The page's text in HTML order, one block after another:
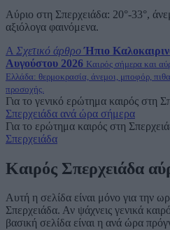
Αύριο στη Σπερχειάδα: 20°-33°,
αξιόλογα φαινόμενα.
A Σχετικό άρθρο Ήπιο
Αυγούστου 2026 Καιρός σήμερα και
Ελλάδα: θερμοκρασία, άνεμοι, μποφόρ,
προσοχής.
Για το γενικό ερώτημα καιρός στη
Σπερχειάδα ανά ώρα σήμερα
Για το ερώτημα καιρός στη
Σπερχειάδα
Καιρός Σπερχειάδα
Αυτή η σελίδα είναι μόνο για την
Σπερχειάδα. Αν ψάχνεις γενικά
βασική σελίδα είναι η ανά ώρα